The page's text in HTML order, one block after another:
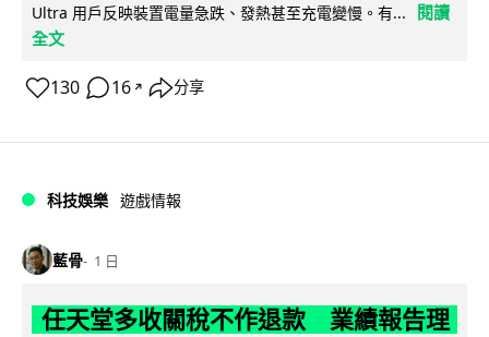
Ultra 用戶反映裝置電量急跌、發熱甚至充電變慢。有...
閱讀
全文
130 16 ↗ 分享
科技娛樂 遊戲情報
藍骨 1 日
任天堂多收關稅不作退款 業績報告理